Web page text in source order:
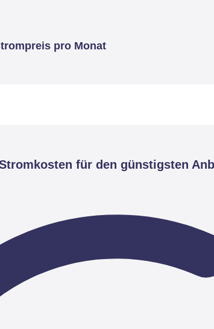
pro Monat
für den günstigsten